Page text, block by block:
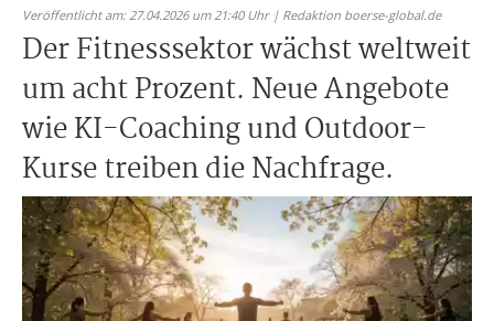
Veröffentlicht am: 27.04.2026 um 21:40 Uhr | Redaktion boerse-global.de
Der Fitnesssektor wächst weltweit
um acht Prozent. Neue Angebote
wie KI-Coaching und Outdoor-
Kurse treiben die Nachfrage.